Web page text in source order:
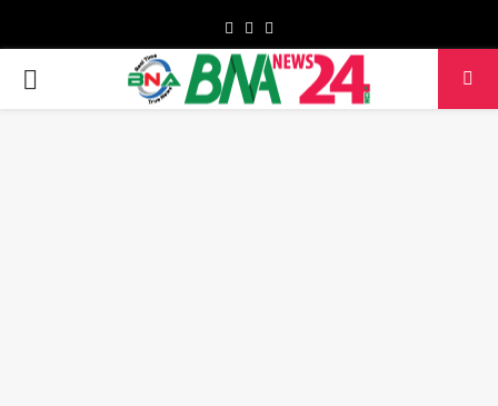
Facebook
Twitter
PRIMARY